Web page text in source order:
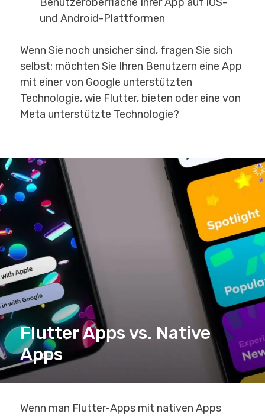
und Android-Plattformen
Wenn Sie noch unsicher sind, fragen Sie sich
selbst: möchten Sie Ihren Benutzern eine App
mit einer von Google unterstützten
Technologie, wie Flutter, bieten oder eine von
Meta unterstützte Technologie?
Flutter Apps vs. Native
Apps
Wenn man Flutter-Apps mit nativen Apps